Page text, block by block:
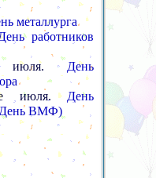
металлурга
работников
июля. День
июля. День
(День ВМФ)